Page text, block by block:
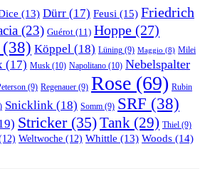
(13) Dürr (17) Feusi (15) Friedrich
(23) Guérot (11) Hoppe (27)
(38) Köppel (18) Lüning (9) Maggio (8) Milei
(17) Musk (10) Napolitano (10) Nebelspalter
(9) Regenauer (9) Rose (69) Rubin
Snicklink (18) Somm (9) SRF (38)
Stricker(35)Tank (29) Thiel (9)
Weltwoche (12) Whittle (13) Woods (14)